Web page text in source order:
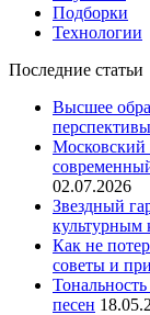
Подборки
Технологии
Последние статьи
Высшее
Московский
02.07.2026
Звездный
культурным
Как не
советы и
песен